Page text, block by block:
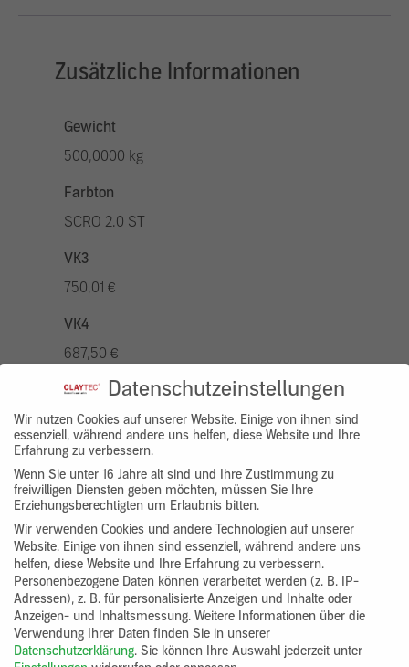
Zusätzliche Informationen
Gewicht
500,0000 kg
Farbton
SCRO 2.0 ST
VK3
750,01 €
VK4
687,50 €
VK5
875,01 €
VK7
625,00 €
Gruppenprodukt
yosima_designputz_bigb
Datenschutzeinstellungen
Wir nutzen Cookies auf unserer Website. Einige von ihnen sind
essenziell, während andere uns helfen, diese Website und Ihre
Erfahrung zu verbessern.
Wenn Sie unter 16 Jahre alt sind und Ihre Zustimmung zu
freiwilligen Diensten geben möchten, müssen Sie Ihre
Erziehungsberechtigten um Erlaubnis bitten.
Wir verwenden Cookies und andere Technologien auf unserer
Website. Einige von ihnen sind essenziell, während andere uns
helfen, diese Website und Ihre Erfahrung zu verbessern.
Personenbezogene Daten können verarbeitet werden (z. B. IP-
Adressen), z. B. für personalisierte Anzeigen und Inhalte oder
Anzeigen- und Inhaltsmessung. Weitere Informationen über die
Verwendung Ihrer Daten finden Sie in unserer
Datenschutzerklärung. Sie können Ihre Auswahl jederzeit unter